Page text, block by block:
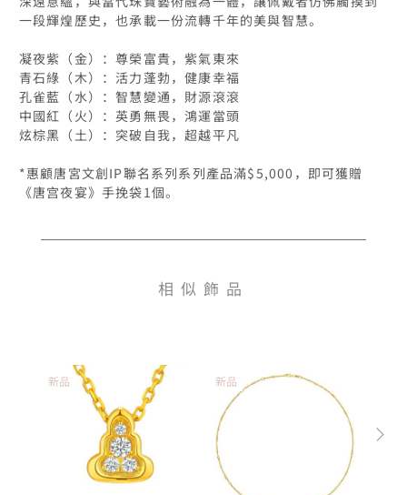
一段輝煌歷史，也承載一份流轉千年的美與智慧。
凝夜紫（金）：尊榮富貴，紫氣東來
青石綠（木）：活力蓬勃，健康幸福
孔雀藍（水）：智慧變通，財源滾滾
中國紅（火）：英勇無畏，鴻運當頭
炫棕黑（土）：突破自我，超越平凡
*惠顧唐宮文創IP聯名系列系列產品滿$5,000，即可獲贈
《唐宫夜宴》手挽袋1個。
相似飾品
新品 新品